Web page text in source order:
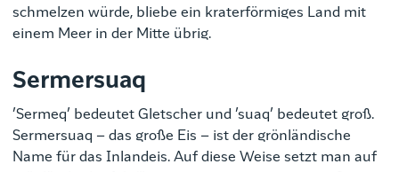
schmelzen würde, bliebe ein kraterförmiges Land mit
einem Meer in der Mitte übrig.
Sermersuaq
’Sermeq’ bedeutet Gletscher und ’suaq’ bedeutet groß.
Sermersuaq – das große Eis – ist der grönländische
Name für das Inlandeis. Auf diese Weise setzt man auf